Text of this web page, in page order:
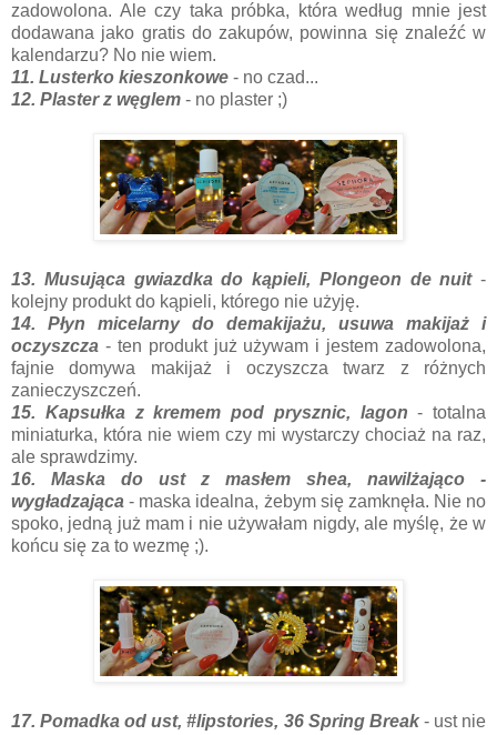
zadowolona. Ale czy taka próbka, która według mnie jest
dodawana jako gratis do zakupów, powinna się znaleźć w
kalendarzu? No nie wiem.
11. Lusterko kieszonkowe - no czad...
12. Plaster z węglem - no plaster ;)
13. Musująca gwiazdka do kąpieli, Plongeon de nuit-
kolejny produkt do kąpieli, którego nie użyję.
14. Płyn micelarny do demakijażu, usuwa makijaż i
oczyszcza - ten produkt już używam i jestem zadowolona,
fajnie domywa makijaż i oczyszcza twarz z różnych
zanieczyszczeń.
15. Kapsułka z kremem pod prysznic, lagon- totalna
miniaturka, która nie wiem czy mi wystarczy chociaż na raz,
ale sprawdzimy.
16. Maska do ust z masłem shea, nawilżająco -
wygładzająca - maska idealna, żebym się zamknęła. Nie no
spoko, jedną już mam i nie używałam nigdy, ale myślę, że w
końcu się za to wezmę ;).
17. Pomadka od ust, #lipstories, 36 Spring Break - ust nie